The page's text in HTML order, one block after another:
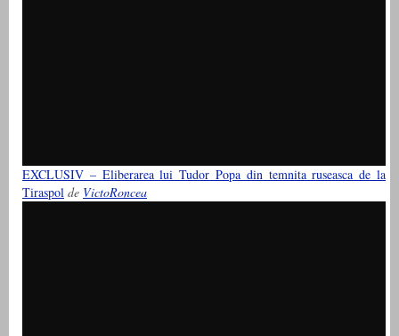
EXCLUSIV – Eliberarea lui Tudor Popa din temnita ruseasca de la
Tiraspol de VictoRoncea